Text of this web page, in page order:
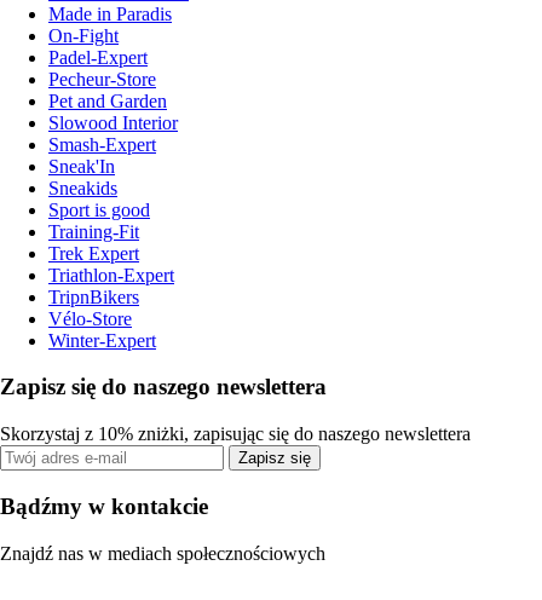
Made in Paradis
On-Fight
Padel-Expert
Pecheur-Store
Pet and Garden
Slowood Interior
Smash-Expert
Sneak'In
Sneakids
Sport is good
Training-Fit
Trek Expert
Triathlon-Expert
TripnBikers
Vélo-Store
Winter-Expert
Zapisz się do naszego newslettera
Skorzystaj z 10% zniżki, zapisując się do naszego newslettera
Zapisz się
Bądźmy w kontakcie
Znajdź nas w mediach społecznościowych